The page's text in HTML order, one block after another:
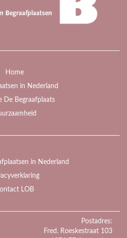
Home
in Nederland
De Begraafplaats
in Nederland
LOB
Postadres:
Fred. Roeskestraat 103